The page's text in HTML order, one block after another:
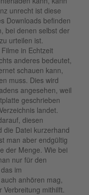
unrecht ist diese
Downloads befinden
bei denen selbst der
urteilen ist.
in Echtzeit
anderes bedeutet,
schauen kann,
muss. Dies wird
angesehen, weil
geschrieben
landet.
diesen
die Datei kurzerhand
man aber endgültig
der Menge. Wie bei
nur für den
im
anhören mag,
Verbreitung mithilft.